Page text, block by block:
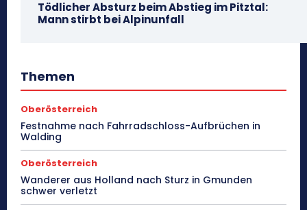
Tödlicher Absturz beim Abstieg im Pitztal:
Mann stirbt bei Alpinunfall
Themen
Oberösterreich
Festnahme nach Fahrradschloss-Aufbrüchen in
Walding
Oberösterreich
Wanderer aus Holland nach Sturz in Gmunden
schwer verletzt